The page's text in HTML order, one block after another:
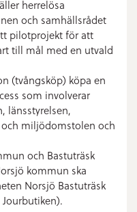
herrelösa
och samhällsrådet
pilotprojekt för att
till mål med en utvald
(tvångsköp) köpa en
som involverar
länsstyrelsen,
miljödomstolen och
och Bastuträsk
kommun ska
Norsjö Bastuträsk